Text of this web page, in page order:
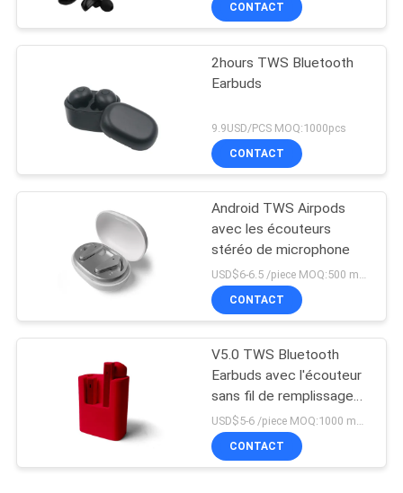
CONTACT
2hours TWS Bluetooth
Earbuds
9.9USD/PCS MOQ:1000pcs
CONTACT
Android TWS Airpods
avec les écouteurs
stéréo de microphone
CONTACT
V5.0 TWS Bluetooth
Earbuds avec l'écouteur
sans fil de remplissage
des cas TWS
CONTACT